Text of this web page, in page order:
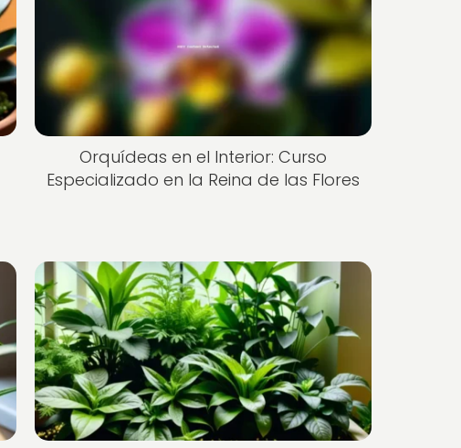
Orquídeas en el Interior: Curso
Especializado en la Reina de las Flores